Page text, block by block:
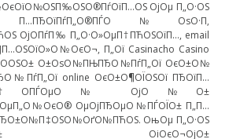
ОјОµ П„О·ОЅ
П…ПЂОїПѓП„О®ПЃО№ОѕО·П‚
ОјО­ПѓП‰ П„О·О»ОµП†ПЋОЅОїП…, email
П„Ої Casinacho Casino
О±ОѕО№ПЊПЂО№ПѓП„Ої ОєО±О№
online ОєО±О¶ОЇОЅОї ПЂОїП…
ОјО№О±
ОµОјПЂОµО№ПЃОЇО± П„П…
ОњОµ П„О·ОЅ
ОіОєО¬ОјО±